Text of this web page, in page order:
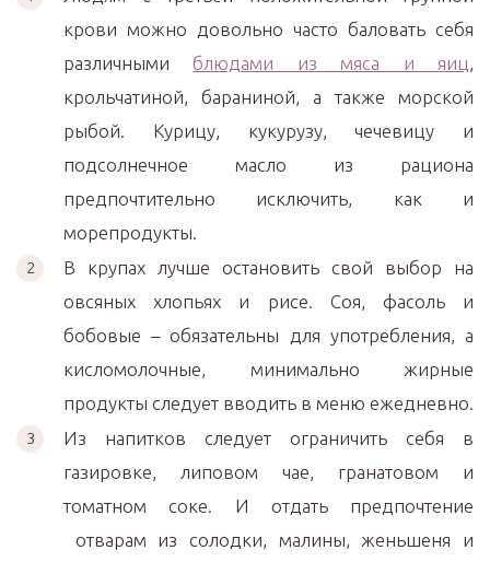
крови можно довольно часто баловать себя
различными блюдами из мяса и яиц,
крольчатиной, бараниной, а также морской
рыбой. Курицу, кукурузу, чечевицу и
подсолнечное масло из рациона
предпочтительно исключить, как и
морепродукты.
В крупах лучше остановить свой выбор на
овсяных хлопьях и рисе. Соя, фасоль и
бобовые – обязательны для употребления, а
кисломолочные, минимально жирные
продукты следует вводить в меню ежедневно.
Из напитков следует ограничить себя в
газировке, липовом чае, гранатовом и
томатном соке. И отдать предпочтение
отварам из солодки, малины, женьшеня и